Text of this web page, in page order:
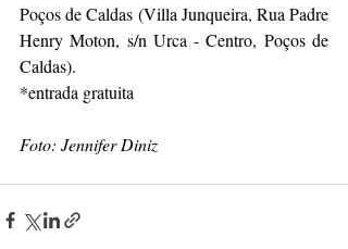
Poços de Caldas (Villa Junqueira, Rua Padre
Henry Moton, s/n Urca - Centro, Poços de
Caldas).
*entrada gratuita
Foto: Jennifer Diniz